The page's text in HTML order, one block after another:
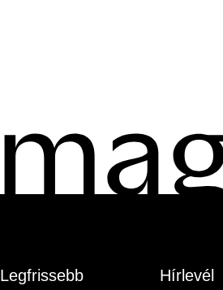
Legfrissebb Hírlevél